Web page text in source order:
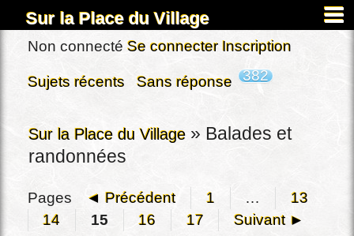
Sur la Place du Village
Accueil
À propos
Images&Docs
Chercher
Dardennes
Non connecté Se connecter Inscription
Sujets récents Sans réponse 382
Sur la Place du Village » Balades et
randonnées
Pages ◄ Précédent 1 …
13
14
15 16 17
Suivant ►